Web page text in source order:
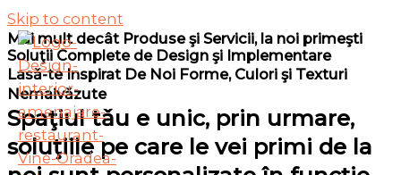
Skip to content
Mai mult decât Produse şi Servicii, la noi primeşti
Soluţii Complete de Design şi Implementare
Lasǎ-te Inspirat De Noi Forme, Culori şi Texturi
Nemaivǎzute
Spaţiul tǎu e unic, prin urmare,
soluţiile pe care le vei primi de la